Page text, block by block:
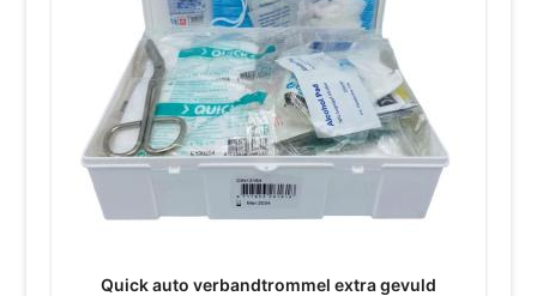
Quick auto verbandtrommel extra gevuld